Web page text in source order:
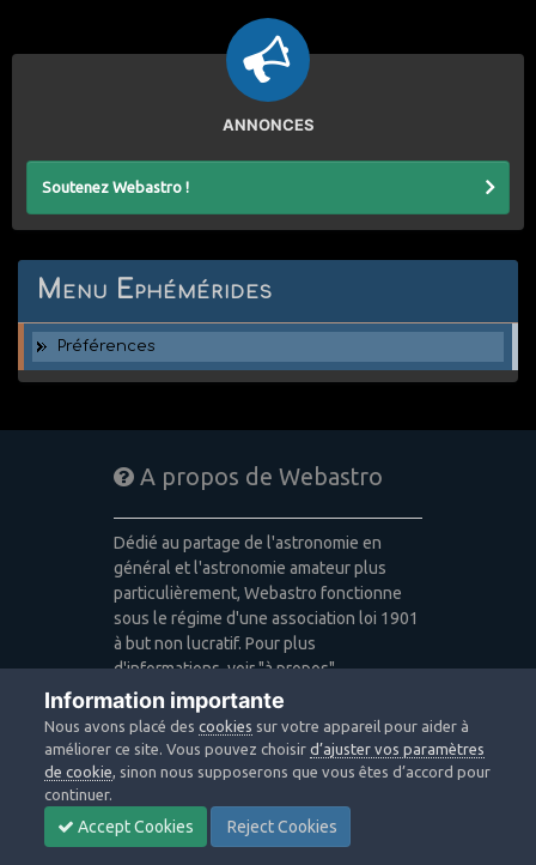
ANNONCES
Soutenez Webastro !
Menu Ephémérides
Préférences
A propos de Webastro
Dédié au partage de l'astronomie en
général et l'astronomie amateur plus
particulièrement, Webastro fonctionne
sous le régime d'une association loi 1901
à but non lucratif. Pour plus
d'informations, voir "à propos".
Publicité: pas de publicité
Icons made byFreepik,Alessio Atzeni,
Pixel Buddha,Icon Pondfrom
www.flaticon.comis licensed by CC 3.0
BY
Design images: Courtesy NASA/JPL-
Information importante
Nous avons placé descookies sur votre appareil pour aider à
améliorer ce site. Vous pouvez choisird’ajuster vos paramètres
de cookie, sinon nous supposerons que vous êtes d’accord pour
continuer.
Accept Cookies Reject Cookies